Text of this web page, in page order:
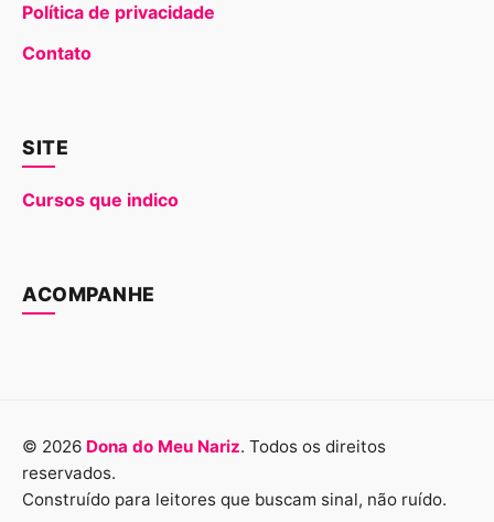
Política de privacidade
Contato
SITE
Cursos que indico
ACOMPANHE
© 2026 Dona do Meu Nariz. Todos os direitos
reservados.
Construído para leitores que buscam sinal, não ruído.